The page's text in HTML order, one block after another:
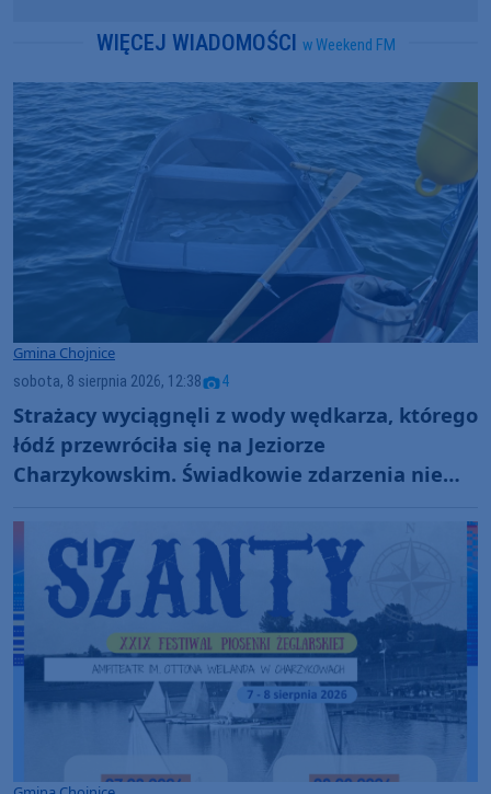
WIĘCEJ WIADOMOŚCI w Weekend FM
Gmina Chojnice
sobota, 8 sierpnia 2026, 12:38 4
Strażacy wyciągnęli z wody wędkarza, którego
łódź przewróciła się na Jeziorze
Charzykowskim. Świadkowie zdarzenia nie